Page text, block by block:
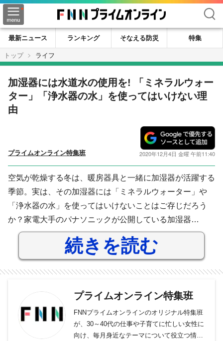
検索
最新ニュース ランキング そなえる防災
特集
トップ
ライフ
加湿器には水道水の使用を! 「ミネラルウォー
ター」「浄水器の水」を使ってはいけない理
由
プライムオンライン特集班 2020年12月4日 金曜 午前11:40
空気が乾燥する冬は、暖房器具と一緒に加湿器が活躍する
季節。実は、その加湿器には「ミネラルウォーター」や
「浄水器の水」を使ってはいけないことはご存じだろう
か？家電大手のパナソニックが公開している加湿器…
続きを読む
プライムオンライン特集班
FNNプライムオンラインのオリジナル特集班
が、30～40代の仕事や子育てに忙しい女性に
向け、毎月身近なテーマについて役立つ情報